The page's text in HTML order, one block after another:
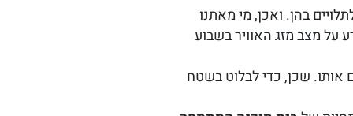
בהן. ואכן, מי מאתנו
מצב מזג האוויר בשבוע
אותו. שכן, כדי לבלוט בשטח